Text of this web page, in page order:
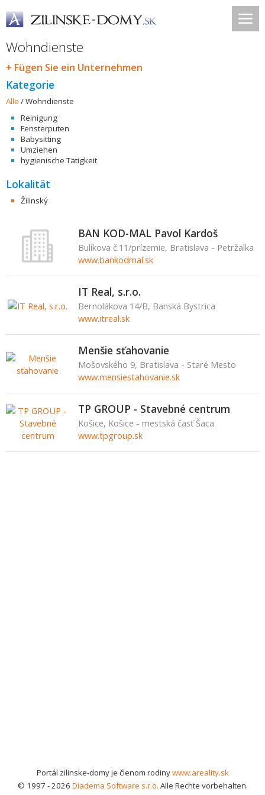
Wohndienste
+ Fügen Sie ein Unternehmen
Kategorie
Alle /Wohndienste
Reinigung
Fensterputen
Babysitting
Umziehen
hygienische Tätigkeit
Lokalität
Žilinský
BAN KOD-MAL Pavol Kardoš
Bulíkova č.11/prízemie, Bratislava - Petržalka
www.bankodmal.sk
IT Real, s.r.o.
Bernolákova 14/B, Banská Bystrica
www.itreal.sk
Menšie sťahovanie
Mošovského 9, Bratislava - Staré Mesto
www.mensiestahovanie.sk
TP GROUP - Stavebné centrum
Košice, Košice - mestská časť Šaca
www.tpgroup.sk
Portál zilinske-domy je členom rodinywww.areality.sk
© 1997 - 2026 Diadema Software s.r.o. Alle Rechte vorbehalten.